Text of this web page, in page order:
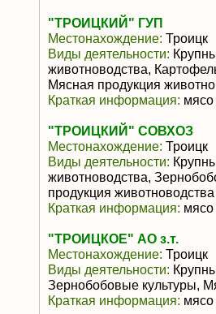
"ТРОИЦКИЙ" ГУП
Местонахождение: Троицк
Виды деятельности:
животноводства,
Мясная продукция
Краткая информация: мясо
"ТРОИЦКИЙ" СОВХОЗ
Местонахождение: Троицк
Виды деятельности:
животноводства,
продукция животноводства
Краткая информация: мясо
"ТРОИЦКОЕ" АО з.т.
Местонахождение: Троицк
Виды деятельности:
Зернобобовые культуры,
Краткая информация: мясо